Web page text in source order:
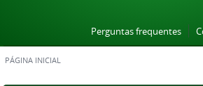
Perguntas frequentes
PÁGINA INICIAL